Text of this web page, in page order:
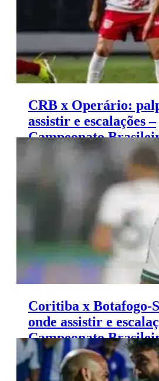
CRB x Operário:
assistir e escalações –
Campeonato
Coritiba x Botafogo-
onde assistir e
Campeonato
(22/11)